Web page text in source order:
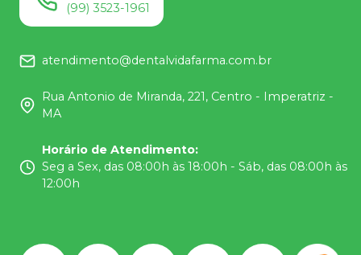
(99) 3523-1961
atendimento@dentalvidafarma.com.br
Rua Antonio de Miranda, 221, Centro - Imperatriz -
MA
Horário de Atendimento:
Seg a Sex, das 08:00h às 18:00h - Sáb, das 08:00h às
12:00h